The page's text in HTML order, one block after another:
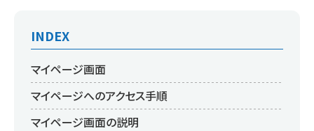
INDEX
マイページ画面
マイページへのアクセス手順
マイページ画面の説明